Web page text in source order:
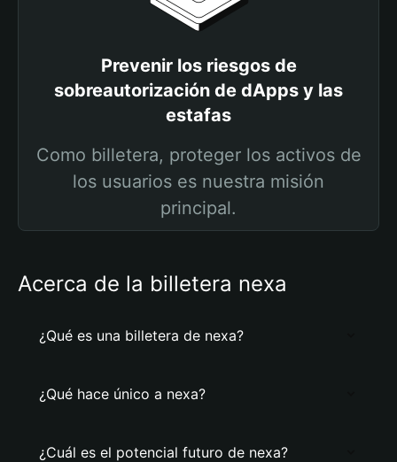
Prevenir los riesgos de
sobreautorización de dApps y las
estafas
Como billetera, proteger los activos de
los usuarios es nuestra misión
principal.
Acerca de la billetera nexa
¿Qué es una billetera de nexa?
¿Qué hace único a nexa?
¿Cuál es el potencial futuro de nexa?